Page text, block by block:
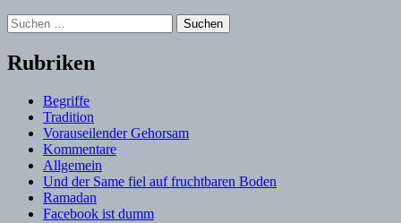
Suchen
nach:
Rubriken
Begriffe
Tradition
Vorauseilender Gehorsam
Kommentare
Allgemein
Und der Same fiel auf fruchtbaren Boden
Ramadan
Facebook ist dumm